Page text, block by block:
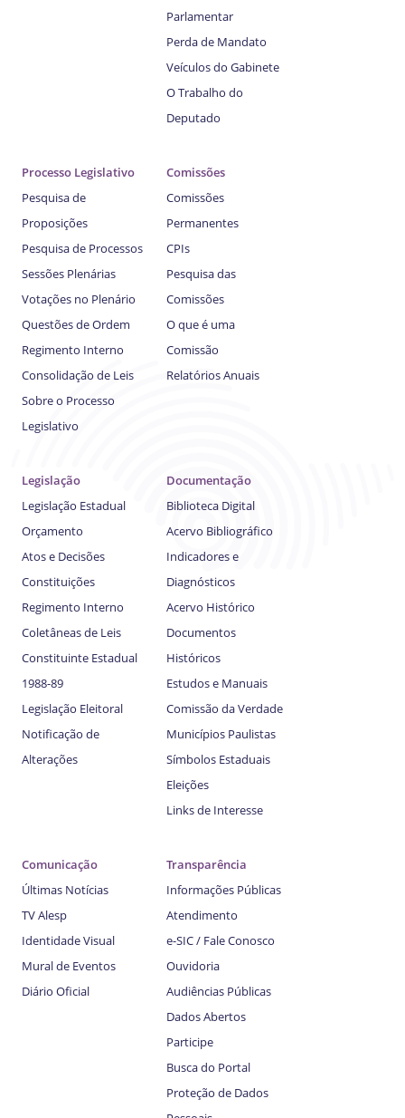
Parlamentar
Perda de Mandato
Veículos do Gabinete
O Trabalho do
Deputado
Processo Legislativo
Pesquisa de
Proposições
Pesquisa de Processos
Sessões Plenárias
Votações no Plenário
Questões de Ordem
Regimento Interno
Consolidação de Leis
Sobre o Processo
Legislativo
Comissões
Comissões
Permanentes
CPIs
Pesquisa das
Comissões
O que é uma
Comissão
Relatórios Anuais
Legislação
Legislação Estadual
Orçamento
Atos e Decisões
Constituições
Regimento Interno
Coletâneas de Leis
Constituinte Estadual
1988-89
Legislação Eleitoral
Notificação de
Alterações
Documentação
Biblioteca Digital
Acervo Bibliográfico
Indicadores e
Diagnósticos
Acervo Histórico
Documentos
Históricos
Estudos e Manuais
Comissão da Verdade
Municípios Paulistas
Símbolos Estaduais
Eleições
Links de Interesse
Comunicação
Últimas Notícias
TV Alesp
Identidade Visual
Mural de Eventos
Diário Oficial
Transparência
Informações Públicas
Atendimento
e-SIC / Fale Conosco
Ouvidoria
Audiências Públicas
Dados Abertos
Participe
Busca do Portal
Proteção de Dados